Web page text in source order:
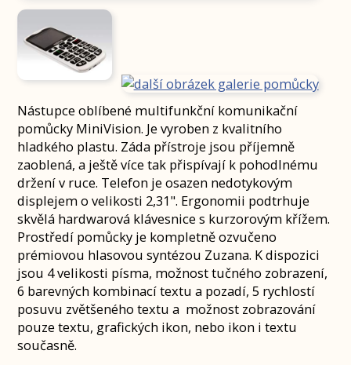
Nástupce oblíbené multifunkční komunikační
pomůcky MiniVision. Je vyroben z kvalitního
hladkého plastu. Záda přístroje jsou příjemně
zaoblená, a ještě více tak přispívají k pohodlnému
držení v ruce. Telefon je osazen nedotykovým
displejem o velikosti 2,31". Ergonomii podtrhuje
skvělá hardwarová klávesnice s kurzorovým křížem.
Prostředí pomůcky je kompletně ozvučeno
prémiovou hlasovou syntézou Zuzana. K dispozici
jsou 4 velikosti písma, možnost tučného zobrazení,
6 barevných kombinací textu a pozadí, 5 rychlostí
posuvu zvětšeného textu a možnost zobrazování
pouze textu, grafických ikon, nebo ikon i textu
současně.